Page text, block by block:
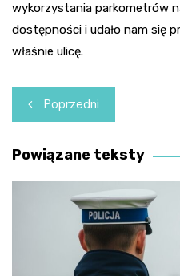
wykorzystania parkometrów
dostępności i udało nam się
właśnie ulicę.
Nawigacja
wpisu
Poprzedni
Powiązane teksty